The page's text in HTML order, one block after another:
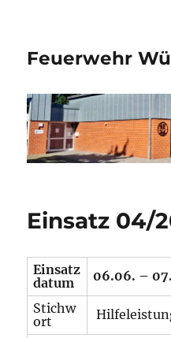
Feuerwehr
Einsatz 04/
Einsatz
datum
06.06. –
Stichw
ort